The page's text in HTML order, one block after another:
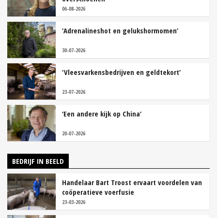
06-08-2026
‘Adrenalineshot en gelukshormomen’
30-07-2026
‘Vleesvarkensbedrijven en geldtekort’
23-07-2026
‘Een andere kijk op China’
20-07-2026
BEDRIJF IN BEELD
Handelaar Bart Troost ervaart voordelen van
coöperatieve voerfusie
23-03-2026